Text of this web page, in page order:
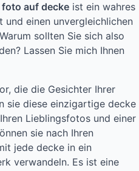
auf decke ist ein wahres
und einen unvergleichlichen
sollten Sie sich also
Lassen Sie mich Ihnen
die die Gesichter Ihrer
sie diese einzigartige decke
Lieblingsfotos und einer
sie nach Ihren
jede decke in ein
verwandeln. Es ist eine